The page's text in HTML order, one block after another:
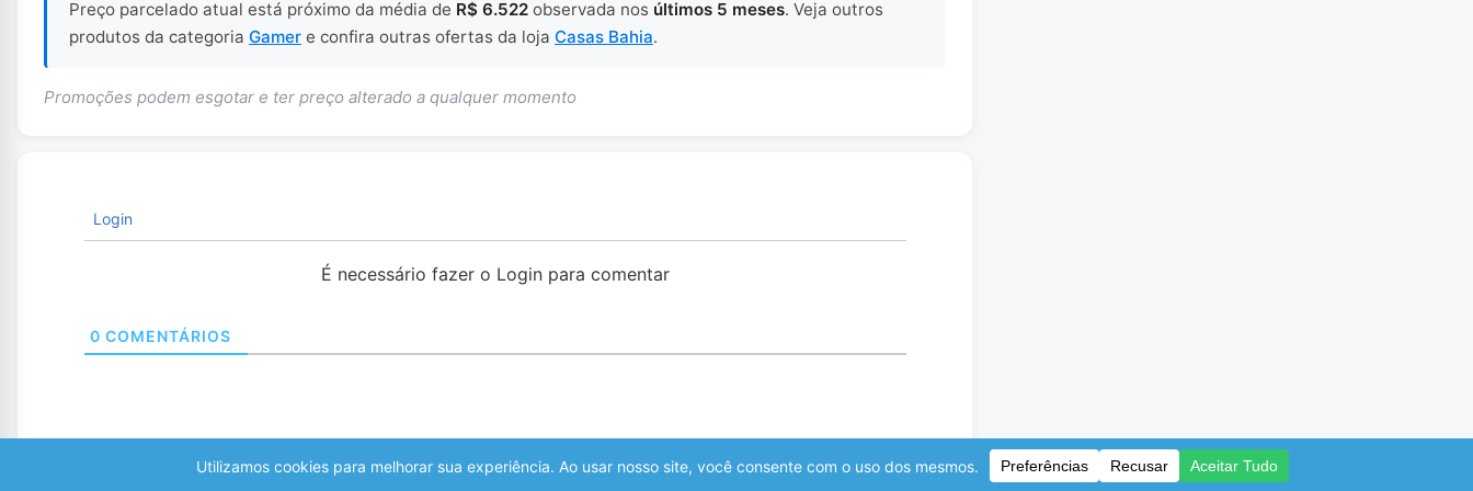
Preço parcelado atual está próximo da média de R$ 6.522 observada nos últimos 5 meses. Veja outros
produtos da categoria Gamer e confira outras ofertas da loja Casas Bahia.
Promoções podem esgotar e ter preço alterado a qualquer momento
Login
É necessário fazer o Login para comentar
0 COMENTÁRIOS